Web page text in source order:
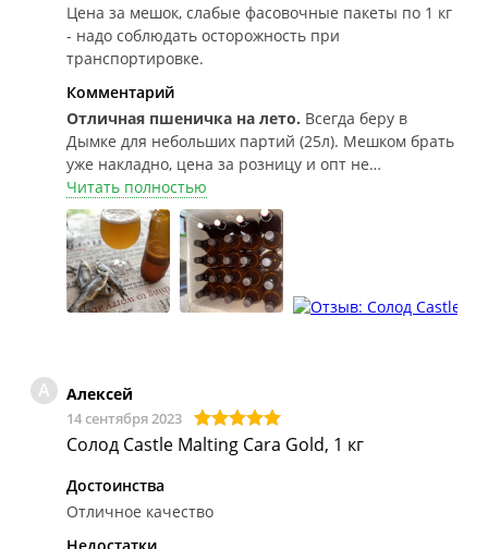
Цена за мешок, слабые фасовочные пакеты по 1 кг
- надо соблюдать осторожность при
транспортировке.
Комментарий
Отличная пшеничка на лето. Всегда беру в
Дымке для небольших партий (25л). Мешком брать
уже накладно, цена за розницу и опт не
отличается.
Читать полностью
А Алексей
14 сентября 2023
Солод Castle Malting Cara Gold, 1 кг
Достоинства
Отличное качество
Недостатки